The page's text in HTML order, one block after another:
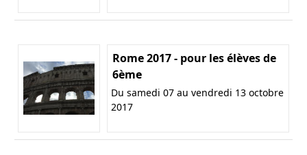
Rome 2017 - pour les élèves de
6ème
Du samedi 07 au vendredi 13 octobre
2017